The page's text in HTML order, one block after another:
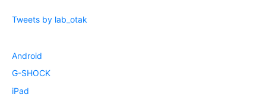
Tweets by lab_otak
Android
G-SHOCK
iPad